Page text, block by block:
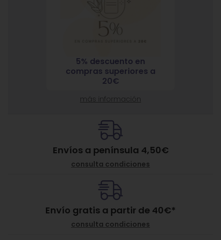
5% descuento en
compras superiores a
20€
más información
Envíos a península 4,50€
consulta condiciones
Envío gratis a partir de 40€*
consulta condiciones